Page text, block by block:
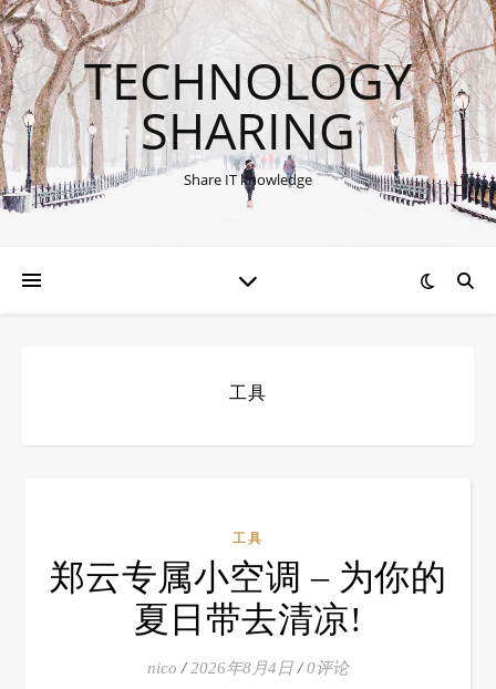
TECHNOLOGY
SHARING
Share IT knowledge
工具
工具
郑云专属小空调 – 为你的
夏日带去清凉!
nico / 2026年8月4日 / 0评论